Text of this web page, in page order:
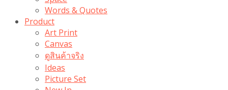
Words & Quotes
Product
Art Print
Canvas
ดูสินค้าจริง
Ideas
Picture Set